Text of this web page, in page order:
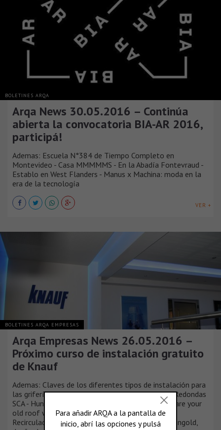
BOLETINES ARQA
Arqa News 30.05.2016 – Continúa
abierta la convocatoria BIA-AR 2016,
participá!
Ademas: Escuela N°384 de Tiempo Completo en
Montevideo - Casa MMMMMS - En la Abadía Fontevraud -
Establo en West Flanders - Manus x Machina: moda en la
era de la tecnología
VER +
BOLETINES ARQA EMPRESAS
Arqa Empresas News 26.05.2016 –
Próximo curso de instalación gratuito
de Knauf
Ademas: Claves de los diferentes tipos de instalación para
las griferías FV - 7ma. edición del Ciclo de Mesas Redondas
SCA - HunterDouglas - Concurso Internacional "Share your
old roof window", por Velux - Electrobombas
Recirculadoras Rowa - Entrevista al Arq. Rubén Faingold,